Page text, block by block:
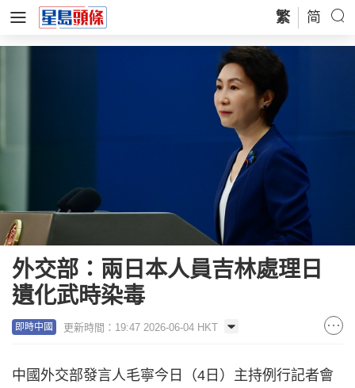
繁 简
外交部：兩日本人員吉林處理日
遺化武時染毒
即時中國 更新時間：19:47 2026-06-04 HKT
中國外交部發言人毛寧今日（4日）主持例行記者會